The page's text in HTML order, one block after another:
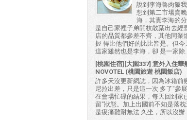
說到李海魯肉飯
想到第二市場賣
海，其實李海的
是自己家裡子弟開枝散葉出去經
店的品質都參差不齊，其他同業
握 得比他們好的比比皆是。但
這家雖然也是李海，卻 是一家除
[桃園住宿][大園337] 意外入住華
NOVOTEL (桃園旅遊 桃園飯店)
許多天沒更新網誌，因為冰箱前
尼拉出差，只是這一次 多了"參
在會場忙碌的結果，每天回到家
留"狀態。加上出國前不知是落
是痠痛難耐無法 久坐，所以沒辦...